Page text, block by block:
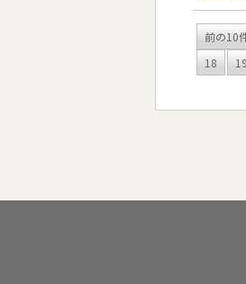
前の10
18
19